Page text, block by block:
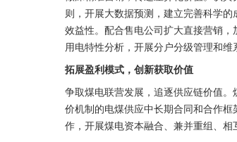
则，开展大数据预测，建立完善科学
效益性。配合售电公司扩大直接营销
用电特性分析，开展分户分级管理和
拓展盈利模式，创新获取价值
争取煤电联营发展，追逐供应链价值
价机制的电煤供应中长期合同和合作
作，开展煤电资本融合、兼并重组、相